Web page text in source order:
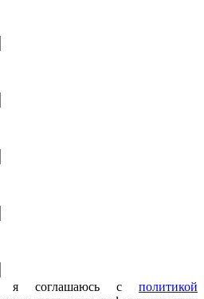
я соглашаюсь с политикой